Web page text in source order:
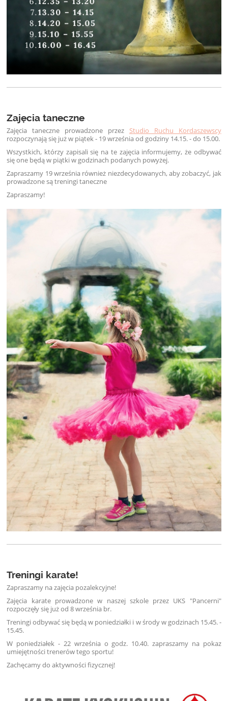
Zajęcia taneczne
Zajęcia taneczne prowadzone przez Studio Ruchu Kordaszewscy
rozpoczynają się już w piątek - 19 września od godziny 14.15. - do 15.00.
Wszystkich, którzy zapisali się na te zajęcia informujemy, że odbywać
się one będą w piątki w godzinach podanych powyżej.
Zapraszamy 19 września również niezdecydowanych, aby zobaczyć, jak
prowadzone są treningi taneczne
Zapraszamy!
Treningi karate!
Zapraszamy na zajęcia pozalekcyjne!
Zajęcia karate prowadzone w naszej szkole przez UKS "Pancerni"
rozpoczęły się już od 8 września br.
Treningi odbywać się będą w poniedziałki i w środy w godzinach 15.45. -
15.45.
W poniedziałek - 22 września o godz. 10.40. zapraszamy na pokaz
umiejętności trenerów tego sportu!
Zachęcamy do aktywności fizycznej!